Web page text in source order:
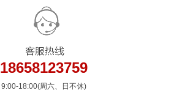
18658123759
9:00-18:00(周六、日不休)